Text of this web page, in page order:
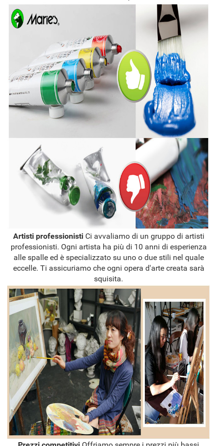
Artisti professionisti Ci avvaliamo di un gruppo di artisti
professionisti. Ogni artista ha più di 10 anni di esperienza
alle spalle ed è specializzato su uno o due stili nel quale
eccelle. Ti assicuriamo che ogni opera d'arte creata sarà
squisita.